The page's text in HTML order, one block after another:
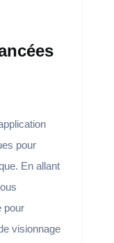
pour
En allant
pour
visionnage